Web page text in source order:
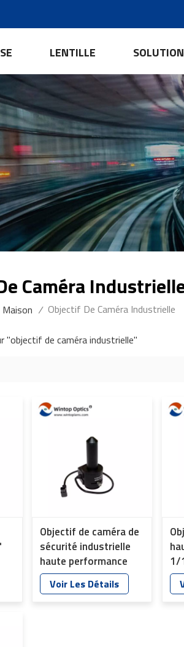
LENTILLE
Caméra
Maison / Objectif De Caméra Industrielle
de caméra industrielle"
Objectif de caméra de
sécurité industrielle
haute performance
YT-4879, focale 1/3"
4,0 mm
Voir Les Détails
1/